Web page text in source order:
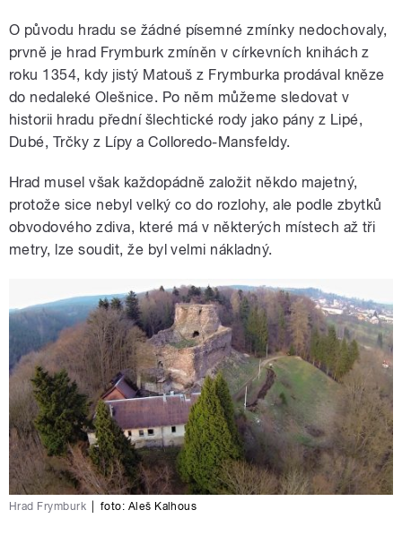
O původu hradu se žádné písemné zmínky nedochovaly,
prvně je hrad Frymburk zmíněn v církevních knihách z
roku 1354, kdy jistý Matouš z Frymburka prodával kněze
do nedaleké Olešnice. Po něm můžeme sledovat v
historii hradu přední šlechtické rody jako pány z Lipé,
Dubé, Trčky z Lípy a Colloredo-Mansfeldy.
Hrad musel však každopádně založit někdo majetný,
protože sice nebyl velký co do rozlohy, ale podle zbytků
obvodového zdiva, které má v některých místech až tři
metry, lze soudit, že byl velmi nákladný.
Hrad Frymburk foto: Aleš Kalhous